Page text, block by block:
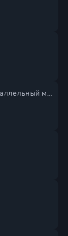
Рыцарь-скелет вступает в параллельный мир 2 сезон